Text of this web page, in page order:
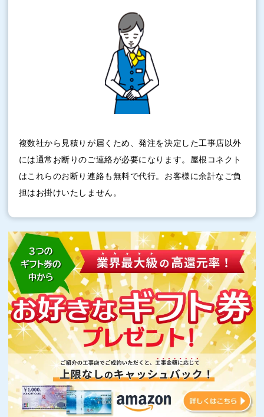
複数社から見積りが届くため、発注を決定した工事店以外
には通常お断りのご連絡が必要になります。屋根コネクト
はこれらのお断り連絡も無料で代行。お客様に余計なご負
担はお掛けいたしません。